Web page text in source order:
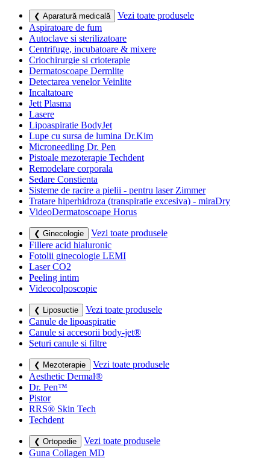
❮ Aparatură medicală
Vezi toate produsele
Aspiratoare de fum
Autoclave si sterilizatoare
Centrifuge, incubatoare & mixere
Criochirurgie si crioterapie
Dermatoscoape Dermlite
Detectarea venelor Veinlite
Incaltatoare
Jett Plasma
Lasere
Lipoaspiratie BodyJet
Lupe cu sursa de lumina Dr.Kim
Microneedling Dr. Pen
Pistoale mezoterapie Techdent
Remodelare corporala
Sedare Constienta
Sisteme de racire a pielii - pentru laser Zimmer
Tratare hiperhidroza (transpiratie excesiva) - miraDry
VideoDermatoscoape Horus
❮ Ginecologie
Vezi toate produsele
Fillere acid hialuronic
Fotolii ginecologie LEMI
Laser CO2
Peeling intim
Videocolposcopie
❮ Liposuctie
Vezi toate produsele
Canule de lipoaspiratie
Canule si accesorii body-jet®
Seturi canule si filtre
❮ Mezoterapie
Vezi toate produsele
Aesthetic Dermal®
Dr. Pen™
Pistor
RRS® Skin Tech
Techdent
❮ Ortopedie
Vezi toate produsele
Guna Collagen MD